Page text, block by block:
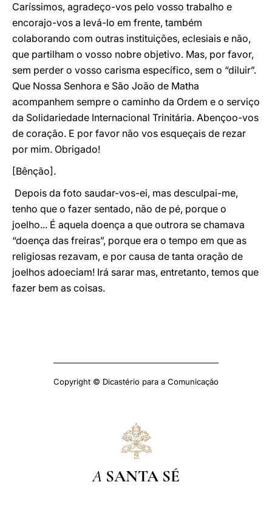
Caríssimos, agradeço-vos pelo vosso trabalho e
encorajo-vos a levá-lo em frente, também
colaborando com outras instituições, eclesiais e não,
que partilham o vosso nobre objetivo. Mas, por favor,
sem perder o vosso carisma específico, sem o “diluir”.
Que Nossa Senhora e São João de Matha
acompanhem sempre o caminho da Ordem e o serviço
da Solidariedade Internacional Trinitária. Abençoo-vos
de coração. E por favor não vos esqueçais de rezar
por mim. Obrigado!
[Bênção].
Depois da foto saudar-vos-ei, mas desculpai-me,
tenho que o fazer sentado, não de pé, porque o
joelho... É aquela doença a que outrora se chamava
“doença das freiras”, porque era o tempo em que as
religiosas rezavam, e por causa de tanta oração de
joelhos adoeciam! Irá sarar mas, entretanto, temos que
fazer bem as coisas.
Copyright © Dicastério para a Comunicação
A SANTA SÉ